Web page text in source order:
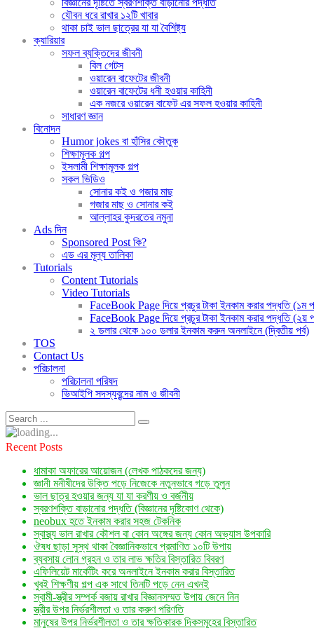
বিজ্ঞানের দৃষ্টিতে স্বরণশক্তি বাড়ানোর পদ্ধতি
যৌবন ধরে রাখার ১২টি খাবার
থাকা চাই ভাল ছাত্রের যা যা বৈশিষ্ট্য
ক্যারিয়ার
সফল ব্যক্তিদের জীবনী
বিল গেটস
ওয়ারেন বাফেটের জীবনী
ওয়ারেন বাফেটের ধনী হওয়ার কাহিনী
এক নজরে ওয়ারেন বাফেট এর সফল হওয়ার কাহিনী
সাধারণ জ্ঞান
বিনোদন
Humor jokes বা হাঁসির কৌতুক
শিক্ষামূলক গল্প
ইসলামী শিক্ষামূলক গল্প
সকল ভিডিও
সোনার কই ও গজার মাছ
গজার মাছ ও সোনার কই
আল্লাহর কুদরতের নমুনা
Ads দিন
Sponsored Post কি?
এড এর মূল্য তালিকা
Tutorials
Content Tutorials
Video Tutorials
FaceBook Page দিয়ে প্রচুর টাকা ইনকাম করার পদ্ধতি (১ম
FaceBook Page দিয়ে প্রচুর টাকা ইনকাম করার পদ্ধতি (২য়
২ ডলার থেকে ১০০ ডলার ইনকাম করুন অনলাইনে (দ্বিতীয় পর্ব)
TOS
Contact Us
পরিচালনা
পরিচালনা পরিষদ
ভিআইপি সদস্যবৃন্দের নাম ও জীবনী
Recent Posts
ধামাকা অফারের আয়োজন (লেখক পাঠকদের জন্য)
জ্ঞানী মনীষীদের উক্তি পড়ে নিজেকে নতুনভাবে গড়ে তুলুন
ভাল ছাত্র হওয়ার জন্য যা যা করণীয় ও বর্জনীয়
স্বরণশক্তি বাড়ানোর পদ্ধতি (বিজ্ঞানের দৃষ্টিকোণ থেকে)
neobux হতে ইনকাম করার সহজ টেকনিক
স্বাস্থ্য ভাল রাখার কৌশল বা কোন অঙ্গের জন্য কোন অভ্যাস উপকারি
ঔষধ ছাড়া সুস্থ থাকা বৈজ্ঞানিকভাবে প্রমাণিত ১০টি উপায়
ব্যবসায় লোন গ্রহন ও তার লাভ ক্ষতির বিস্তারিত বিবরণ
এফিলিয়েট মার্কেটিং করে অনলাইনে ইনকাম করার বিস্তারিত
খুবই শিক্ষণীয় গল্প এক সাথে তিনটি পড়ে নেন এখনই
স্বামী-স্ত্রীর সম্পর্ক বজায় রাখার বিজ্ঞানসম্মত উপায় জেনে নিন
স্ত্রীর উপর নির্ভরশীলতা ও তার করুণ পরিণতি
মানুষের উপর নির্ভরশীলতা ও তার ক্ষতিকারক দিকসমূহের বিস্তারিত